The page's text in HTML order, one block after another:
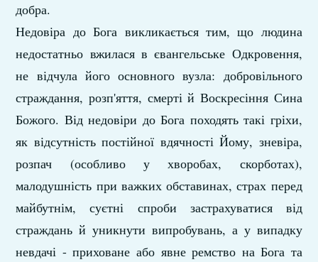
добра.
Недовіра до Бога викликається тим, що людина
недостатньо вжилася в євангельське Одкровення,
не відчула його основного вузла: добровільного
страждання, розп'яття, смерті й Воскресіння Сина
Божого. Від недовіри до Бога походять такі гріхи,
як відсутність постійної вдячності Йому, зневіра,
розпач (особливо у хворобах, скорботах),
малодушність при важких обставинах, страх перед
майбутнім, суєтні спроби застрахуватися від
страждань й уникнути випробувань, а у випадку
невдачі - приховане або явне ремство на Бога та